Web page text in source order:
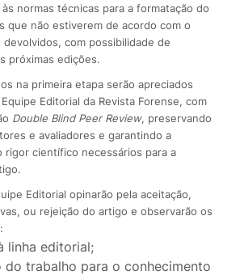
normas técnicas para a formatação do
que não estiverem de acordo com o
com possibilidade de
próximas edições.
na primeira etapa serão apreciados
Editorial da Revista Forense, com
Double Blind Peer Review, preservando
e avaliadores e garantindo a
rigor científico necessários para a
Editorial opinarão pela aceitação,
ou rejeição do artigo e observarão os
linha editorial;
do trabalho para o conhecimento